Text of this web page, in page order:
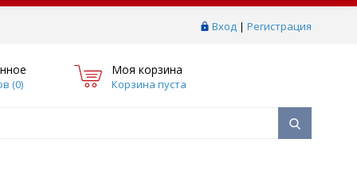
Вход | Регистрация
(0)
Моя корзина
Корзина пуста